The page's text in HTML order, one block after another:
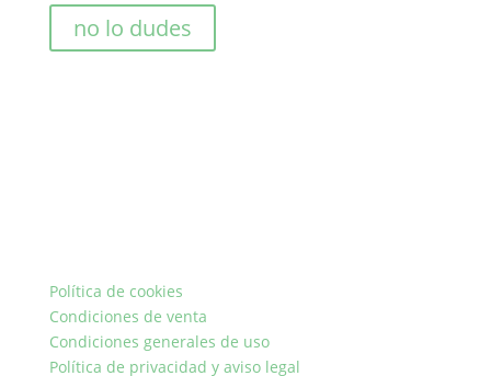
no lo dudes
Política de cookies
Condiciones de venta
Condiciones generales de uso
Política de privacidad y aviso legal